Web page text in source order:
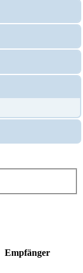
Empfänger